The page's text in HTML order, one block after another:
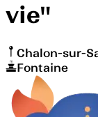
vie"
Chalon-sur-
Fontaine